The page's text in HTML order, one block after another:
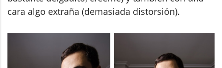
cara algo extraña (demasiada distorsión).